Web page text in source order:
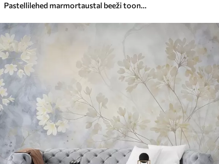
Pastellilehed marmortaustal beeži toonides